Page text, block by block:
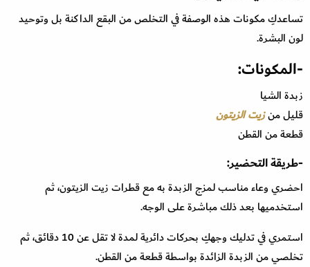
تساعدكِ مكونات هذه الوصفة في التخلص من البقع الداكنة بل وتوحيد
لون البشرة.
-المكونات:
زبدة الشيا
قليل منزيت الزيتون
قطعة من القطن
-طريقة التحضير:
احضري وعاء مناسب لمزج الزبدة به مع قطرات زيت الزيتون، ثم
استخدميها بعد ذلك مباشرة على الوجه.
استمري في تدليك وجهكِ بحركات دائرية لمدة لا تقل عن 10 دقائق، ثم
تخلصي من الزبدة الزائدة بواسطة قطعة من القطن.